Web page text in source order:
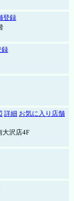
登録
録
詳細 お気に入り店舗
沢店4F